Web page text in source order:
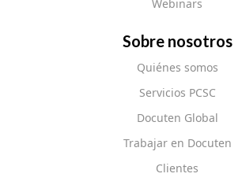
Webinars
Sobre nosotros
Quiénes somos
Servicios PCSC
Docuten Global
Trabajar en Docuten
Clientes